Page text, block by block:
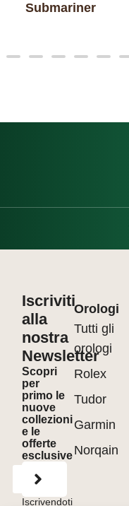
Submariner
Iscriviti
alla
nostra
Newsletter
Scopri
per
primo le
nuove
collezioni
e le
offerte
esclusive
Iscrivendoti
Orologi
Tutti gli
orologi
Rolex
Tudor
Garmin
Norqain